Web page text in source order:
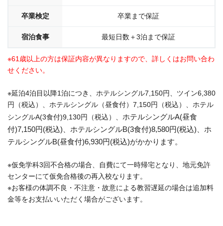
卒業検定 卒業まで保証
宿泊食事 最短日数＋3泊まで保証
※61歳以上の方は保証内容が異なりますので、詳しくはお問い合わ
せください。
※延泊4泊目以降1泊につき、ホテルシングル7,150円、ツイン6,380
円（税込）、ホテルシングル（昼食付）7,150円（税込）、ホテル
シングルA(3食付)9,130円（税込）、 ホテルシングルA(昼食
付)7,150円(税込)、 ホテルシングルB(3食付)8,580円(税込)、 ホ
テルシングルB(昼食付)6,930円(税込)がかかります。
※仮免学科3回不合格の場合、自費にて一時帰宅となり、地元免許
センターにて仮免合格後の再入校なります。
※お客様の体調不良・不注意・故意による教習遅延の場合は追加料
金等をお支払いいただく場合がございます。